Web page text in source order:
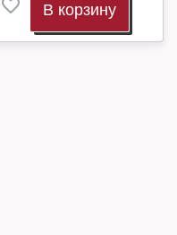
В корзину